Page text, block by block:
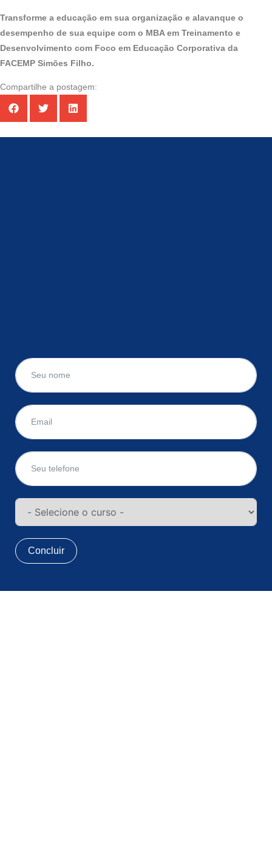
Transforme a educação em sua organização e alavanque o
desempenho de sua equipe com o MBA em Treinamento e
Desenvolvimento com Foco em Educação Corporativa da
FACEMP Simões Filho.
Compartilhe a postagem:
Concluir